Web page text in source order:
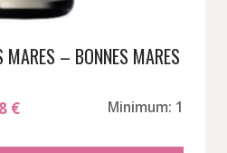
MARES – BONNES MARES
€Le
Minimum: 1